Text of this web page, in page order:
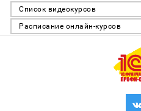
Список видеокурсов
Расписание онлайн-курсов